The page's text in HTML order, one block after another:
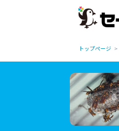
トップページ